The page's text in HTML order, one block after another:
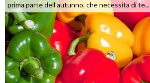
prima parte dell’autunno, che necessita di te...